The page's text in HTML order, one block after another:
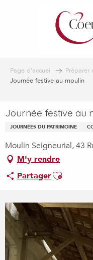
Page d’accueil Préparer
Journée festive au moulin
Journée festive au
JOURNÉES DU PATRIMOINE
Moulin Seigneurial, 43
M'y rendre
PartagerAjouter aux